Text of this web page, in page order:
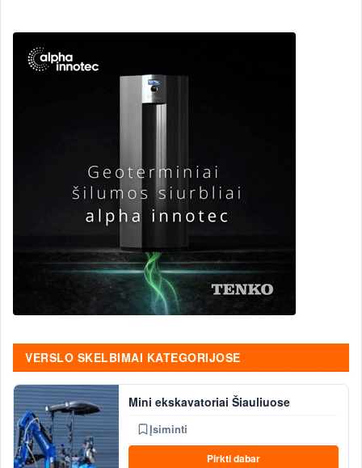
VERSLO SKELBIMAI KATEGORIJOSE
Mini ekskavatoriai Šiauliuose
Įsiminti
Pirkti dabar